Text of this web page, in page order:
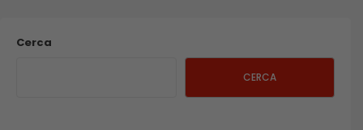
Cerca
CERCA